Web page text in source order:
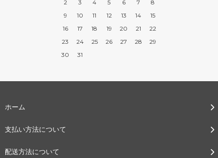
2
3 4 5 6 7
8
9
10 11 12 13 14
15
16
17 18 19 20 21
22
23
24 25 26 27 28
29
30
31
ホーム
支払い方法について
配送方法について